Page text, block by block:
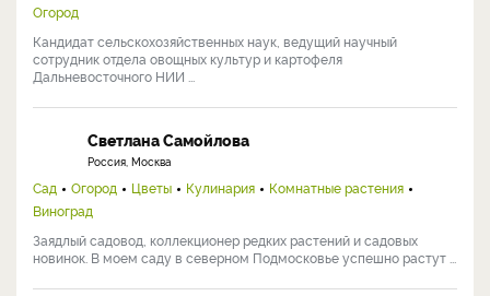
Огород
Кандидат сельскохозяйственных наук, ведущий научный
сотрудник отдела овощных культур и картофеля
Дальневосточного НИИ ...
Светлана Самойлова
Россия, Москва
Сад Огород Цветы Кулинария
Комнатные растения
Виноград
Заядлый садовод, коллекционер редких растений и садовых
новинок. В моем саду в северном Подмосковье успешно растут ...